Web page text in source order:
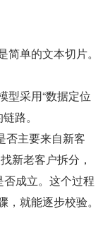
单的文本切片。
型采用“数据定位
路。
否主要来自新客
新老客户拆分，
否成立。这个过程
就能逐步校验。